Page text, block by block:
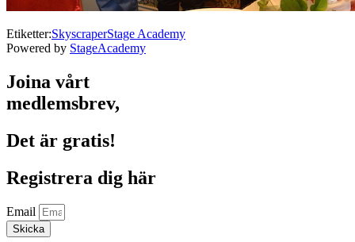
Etiketter:SkyscraperStage Academy
Powered by StageAcademy
Joina vårt
medlemsbrev,
Det är gratis!
Registrera dig här
Email
Skicka